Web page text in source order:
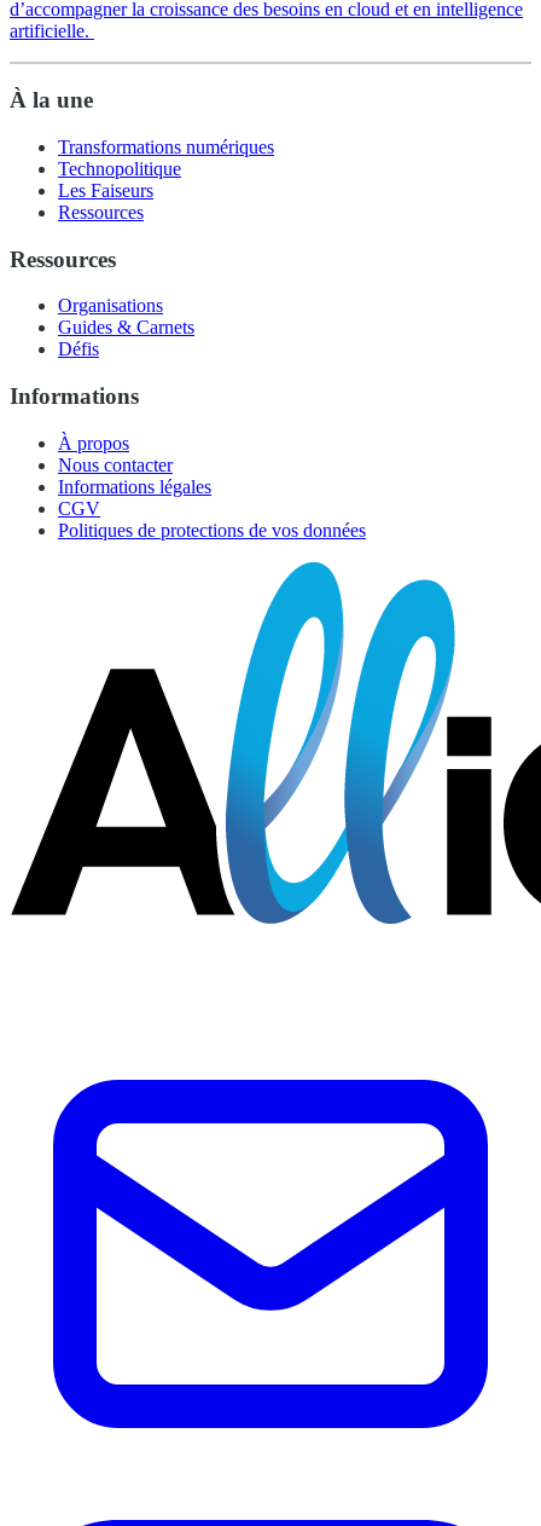
d’accompagner la croissance des besoins en cloud et en intelligence
artificielle.
À la une
Transformations numériques
Technopolitique
Les Faiseurs
Ressources
Ressources
Organisations
Guides & Carnets
Défis
Informations
À propos
Nous contacter
Informations légales
CGV
Politiques de protections de vos données